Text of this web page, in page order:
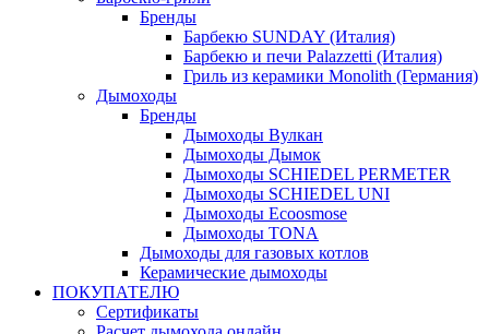
Бренды
Барбекю SUNDAY (Италия)
Барбекю и печи Palazzetti (Италия)
Гриль из керамики Monolith (Германия)
Дымоходы
Бренды
Дымоходы Вулкан
Дымоходы Дымок
Дымоходы SCHIEDEL PERMETER
Дымоходы SCHIEDEL UNI
Дымоходы Ecoosmose
Дымоходы TONA
Дымоходы для газовых котлов
Керамические дымоходы
ПОКУПАТЕЛЮ
Сертификаты